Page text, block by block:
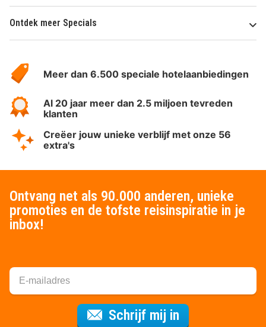
Ontdek meer Specials
HotelSpecials
Meer dan 6.500 speciale hotelaanbiedingen
Al 20 jaar meer dan 2.5 miljoen tevreden
klanten
Creëer jouw unieke verblijf met onze 56
extra's
Ontvang net als 90.000 anderen, unieke
promoties en de tofste reisinspiratie in je
inbox!
Schrijf mij in